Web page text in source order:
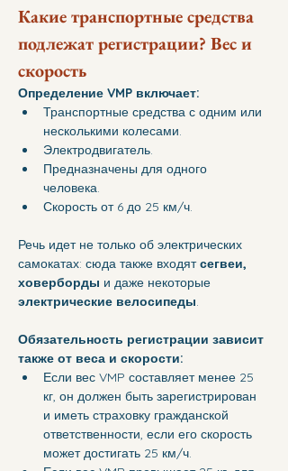
Какие транспортные средства
подлежат регистрации? Вес и
скорость
Определение VMP включает:
Транспортные средства с одним или
несколькими колесами.
Электродвигатель.
Предназначены для одного
человека.
Скорость от 6 до 25 км/ч.
Речь идет не только об электрических
самокатах: сюда также входят сегвеи,
ховерборды и даже некоторые
электрические велосипеды.
Обязательность регистрации зависит
также от веса и скорости:
Если вес VMP составляет менее 25
кг, он должен быть зарегистрирован
и иметь страховку гражданской
ответственности, если его скорость
может достигать 25 км/ч.